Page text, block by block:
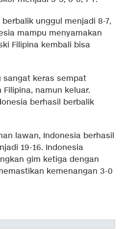
unggul menjadi 8-7,
mampu menyamakan
Filipina kembali bisa
sangat keras sempat
namun keluar.
berhasil berbalik
lawan, Indonesia berhasil
19-16. Indonesia
gim ketiga dengan
kemenangan 3-0